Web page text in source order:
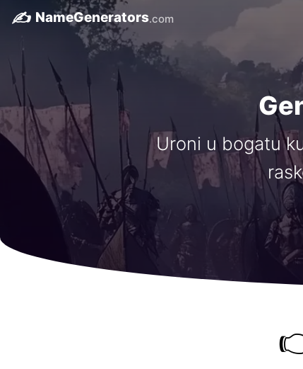
✍️ NameGenerators.com
Uroni u bogatu